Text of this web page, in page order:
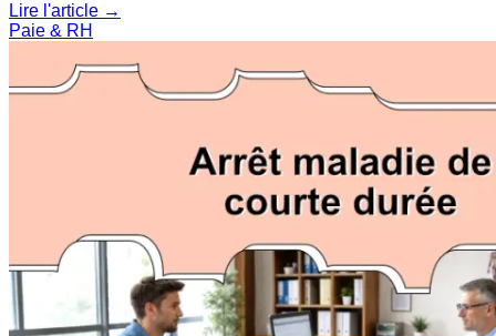
Lire l'article →
Paie & RH